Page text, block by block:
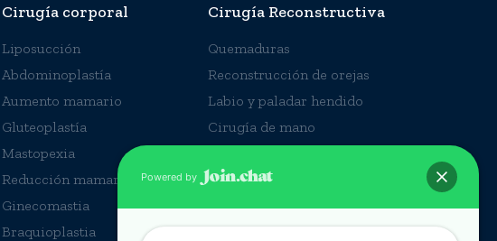
Cirugía corporal
Liposucción
Abdominoplastía
Aumento mamario
Gluteoplastía
Mastopexia
Reducción mamaria
Ginecomastia
Braquioplastia
Cirugía Reconstructiva
Quemaduras
Reconstrucción de orejas
Labio y paladar hendido
Cirugía de mano
Lesiones por accidente
Cirugía Cráneo-Facial
Úlcera por presión
Powered by